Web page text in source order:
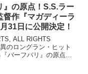
玉三郎さんが「本当はカ
い！」と...
』の原点！S.S.ラー
督作『マガディーラ
31日に公開決定！
ALL RIGHTS
のロングラン・ヒット
バーフバリ』の原点と